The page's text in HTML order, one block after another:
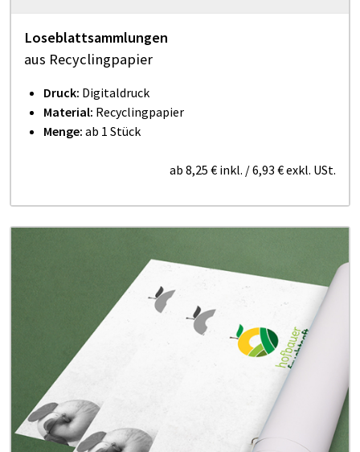
Loseblattsammlungen
aus Recyclingpapier
Druck: Digitaldruck
Material: Recyclingpapier
Menge: ab 1 Stück
ab 8,25 € inkl. /6,93 €exkl. USt.